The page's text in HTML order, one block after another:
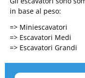
in base al peso:
=> Miniescavatori
=> Escavatori Medi
=> Escavatori Grandi